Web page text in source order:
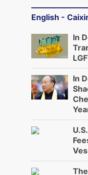
English -
In
In